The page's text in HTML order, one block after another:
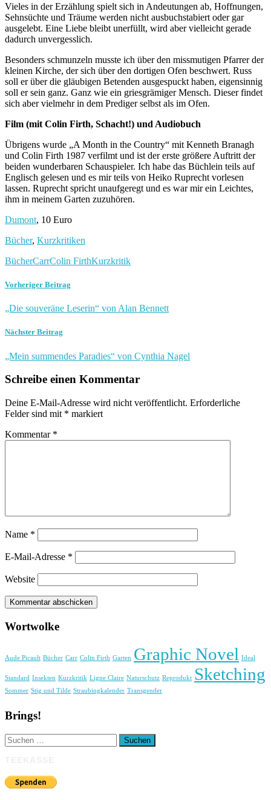
Vieles in der Erzählung spielt sich in Andeutungen ab, Hoffnungen,
Sehnsüchte und Träume werden nicht ausbuchstabiert oder gar
ausgelebt. Eine Liebe bleibt unerfüllt, wird aber vielleicht gerade
dadurch unvergesslich.
Besonders schmunzeln musste ich über den missmutigen Pfarrer der
kleinen Kirche, der sich über den dortigen Ofen beschwert. Russ
soll er über die gläubigen Betenden ausgespuckt haben, eigensinnig
soll er sein ganz. Ganz wie ein griesgrämiger Mensch. Dieser findet
sich aber vielmehr in dem Prediger selbst als im Ofen.
Film (mit Colin Firth, Schacht!) und Audiobuch
Übrigens wurde „A Month in the Country“ mit Kenneth Branagh
und Colin Firth 1987 verfilmt und ist der erste größere Auftritt der
beiden wunderbaren Schauspieler. Ich habe das Büchlein teils auf
Englisch gelesen und es mir teils von Heiko Ruprecht vorlesen
lassen. Ruprecht spricht unaufgeregt und es war mir ein Leichtes,
ihm in meinem Garten zuzuhören.
Dumont, 10 Euro
Bücher, Kurzkritiken
BücherCarrColin FirthKurzkritik
Vorheriger Beitrag
„Die souveräne Leserin“ von Alan Bennett
Nächster Beitrag
„Mein summendes Paradies“ von Cynthia Nagel
Schreibe einen Kommentar
Deine E-Mail-Adresse wird nicht veröffentlicht. Erforderliche
Felder sind mit * markiert
Kommentar *
Name *
E-Mail-Adresse *
Website
Wortwolke
Aude Picault Bücher Carr Colin Firth Garten Graphic Novel Ideal
Standard Insekten Kurzkritik Ligne Claire Naturschutz Reprodukt Sketching
Sommer Stig und Tilde Straubingkalender Transgender
Brings!
Suchen
nach: